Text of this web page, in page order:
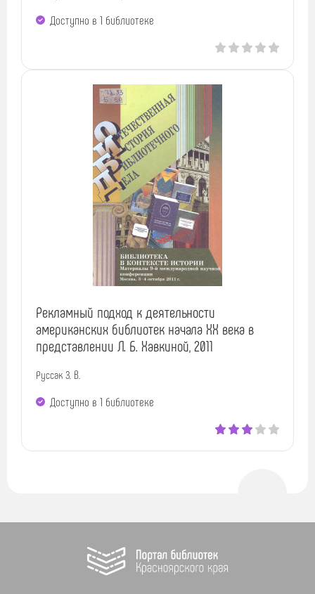
Доступно в 1 библиотекe
Рекламный подход к деятельности
американских библиотек начала XX века в
представлении Л. Б. Хавкиной, 2011
Руссак З. В.
Доступно в 1 библиотекe